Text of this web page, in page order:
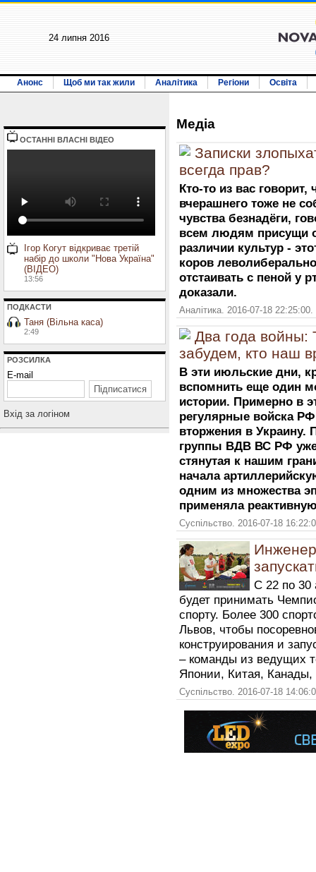
24 липня 2016
Анонс Щоб ми так жили Аналітика Регіони Освіта
ОСТАННI ВЛАСНI ВIДЕО
Ігор Когут відкриває третій
набір до школи "Нова Україна"
(ВІДЕО)
13:56
ПОДКАСТИ
Таня (Вільна каса)
2:49
РОЗСИЛКА
E-mail
Вхiд за логiном
Медiа
Записки
всегда прав?
Кто-то из вас
вчерашнего тоже не
чувства безнадёги,
всем людям присущи
различии культур -
коров
отстаивать с пеной у
доказали.
Аналітика. 2016-07-18
Два года войны:
забудем, кто наш
В эти июльские дни,
вспомнить еще один
истории. Примерно в
регулярные войска
вторжения в Украину.
группы ВДВ ВС РФ
стянутая к нашим
начала
одним из множества
применяла
Суспільство. 2016-07-18
С 22 по 30
будет принимать
спорту. Более 300
Львов, чтобы
конструирования и
– команды из ведущих
Японии, Китая, Канады,
Суспільство. 2016-07-18